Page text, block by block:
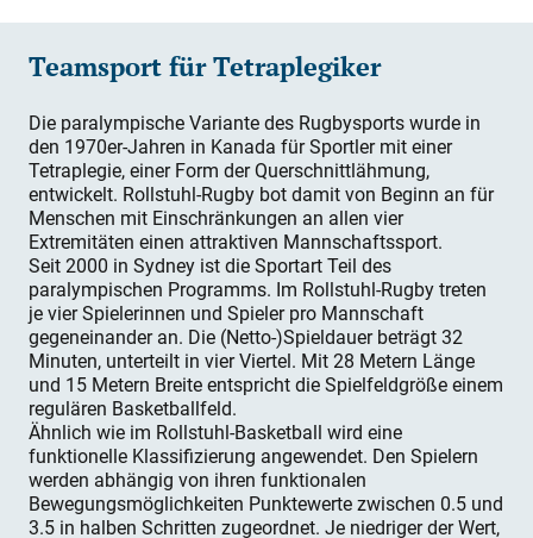
Teamsport für Tetraplegiker
Die paralympische Variante des Rugbysports wurde in
den 1970er-Jahren in Kanada für Sportler mit einer
Tetraplegie, einer Form der Querschnittlähmung,
entwickelt. Rollstuhl-Rugby bot damit von Beginn an für
Menschen mit Einschränkungen an allen vier
Extremitäten einen attraktiven Mannschaftssport.
Seit 2000 in Sydney ist die Sportart Teil des
paralympischen Programms. Im Rollstuhl-Rugby treten
je vier Spielerinnen und Spieler pro Mannschaft
gegeneinander an. Die (Netto-)Spieldauer beträgt 32
Minuten, unterteilt in vier Viertel. Mit 28 Metern Länge
und 15 Metern Breite entspricht die Spielfeldgröße einem
regulären Basketballfeld.
Ähnlich wie im Rollstuhl-Basketball wird eine
funktionelle Klassifizierung angewendet. Den Spielern
werden abhängig von ihren funktionalen
Bewegungsmöglichkeiten Punktewerte zwischen 0.5 und
3.5 in halben Schritten zugeordnet. Je niedriger der Wert,